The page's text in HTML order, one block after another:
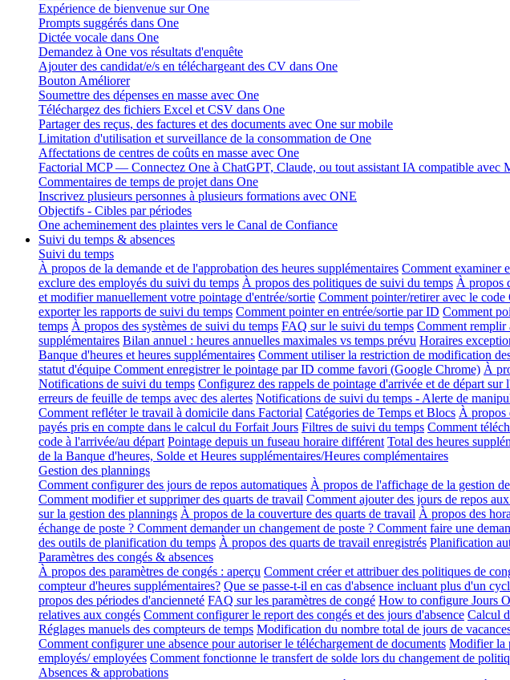
Expérience de bienvenue sur One
Prompts suggérés dans One
Dictée vocale dans One
Demandez à One vos résultats d'enquête
Ajouter des candidat/e/s en téléchargeant des CV dans One
Bouton Améliorer
Soumettre des dépenses en masse avec One
Téléchargez des fichiers Excel et CSV dans One
Partager des reçus, des factures et des documents avec One sur mobile
Limitation d'utilisation et surveillance de la consommation de One
Affectations de centres de coûts en masse avec One
Factorial MCP — Connectez One à ChatGPT, Claude, ou tout assistant IA compatible avec
Commentaires de temps de projet dans One
Inscrivez plusieurs personnes à plusieurs formations avec ONE
Objectifs - Cibles par périodes
One acheminement des plaintes vers le Canal de Confiance
Suivi du temps & absences
Suivi du temps
À propos de la demande et de l'approbation des heures supplémentaires Comment examiner
exclure des employés du suivi du temps À propos des politiques de suivi du temps À propos
et modifier manuellement votre pointage d'entrée/sortie Comment pointer/retirer avec le code
exporter les rapports de suivi du temps Comment pointer en entrée/sortie par ID Comment
temps À propos des systèmes de suivi du temps FAQ sur le suivi du temps Comment remplir
supplémentaires Bilan annuel : heures annuelles maximales vs temps prévu Horaires
Banque d'heures et heures supplémentaires Comment utiliser la restriction de modification
statut d'équipe Comment enregistrer le pointage par ID comme favori (Google Chrome) À
Notifications de suivi du temps Configurez des rappels de pointage d'arrivée et de départ
erreurs de feuille de temps avec des alertes Notifications de suivi du temps - Alerte de
Comment refléter le travail à domicile dans Factorial Catégories de Temps et Blocs À propos
payés pris en compte dans le calcul du Forfait Jours Filtres de suivi du temps Comment
code à l'arrivée/au départ Pointage depuis un fuseau horaire différent Total des heures
de la Banque d'heures, Solde et Heures supplémentaires/Heures complémentaires
Gestion des plannings
Comment configurer des jours de repos automatiques À propos de l'affichage de la gestion
Comment modifier et supprimer des quarts de travail Comment ajouter des jours de repos
sur la gestion des plannings À propos de la couverture des quarts de travail À propos des
échange de poste ? Comment demander un changement de poste ? Comment faire une
des outils de planification du temps À propos des quarts de travail enregistrés Planification
Paramètres des congés & absences
À propos des paramètres de congés : aperçu Comment créer et attribuer des politiques de
compteur d'heures supplémentaires? Que se passe-t-il en cas d'absence incluant plus d'un
propos des périodes d'ancienneté FAQ sur les paramètres de congé How to configure Jours
relatives aux congés Comment configurer le report des congés et des jours d'absence Calcul
Réglages manuels des compteurs de temps Modification du nombre total de jours de
Comment configurer une absence pour autoriser le téléchargement de documents Modifier la
employés/ employées Comment fonctionne le transfert de solde lors du changement de
Absences & approbations